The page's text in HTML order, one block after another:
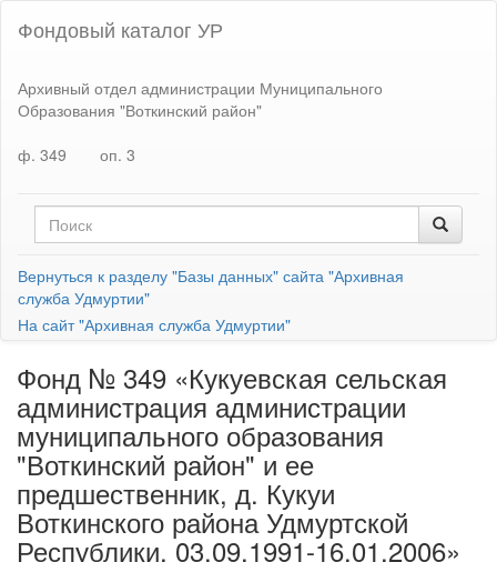
Фондовый каталог УР
Архивный отдел администрации Муниципального
Образования "Воткинский район"
ф. 349
оп. 3
Вернуться к разделу "Базы данных" сайта "Архивная
служба Удмуртии"
На сайт "Архивная служба Удмуртии"
Фонд № 349 «Кукуевская сельская
администрация администрации
муниципального образования
"Воткинский район" и ее
предшественник, д. Кукуи
Воткинского района Удмуртской
Республики, 03.09.1991-16.01.2006»